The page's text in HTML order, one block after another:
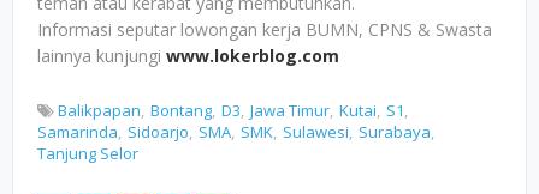
Informasi seputar lowongan kerja BUMN, CPNS & Swasta
lainnya kunjungi www.lokerblog.com
Balikpapan Bontang D3 Jawa Timur Kutai S1
Samarinda Sidoarjo SMA SMK Sulawesi Surabaya
Tanjung Selor